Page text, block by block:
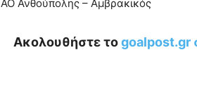
ΑΟ Ανθούπολης – Αμβρακικός
Ακολουθήστε τοgoalpost.gr